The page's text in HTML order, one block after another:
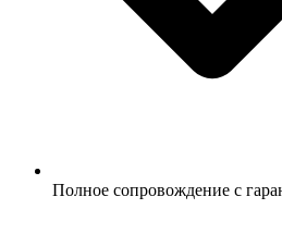
Полное сопровождение с